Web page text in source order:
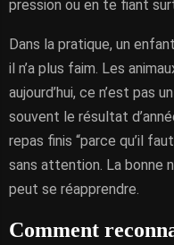
pression ou en te fiant
Dans la pratique, un
il n’a plus faim. Les
aujourd’hui, ce n’est pas
souvent le résultat
repas finis “parce qu’il
sans attention. La bonne
peut se réapprendre.
Comment